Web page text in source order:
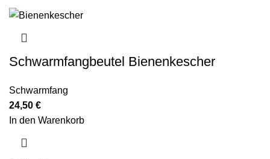
Schwarmfangbeutel Bienenkescher
Schwarmfang
24,50 €
In den Warenkorb